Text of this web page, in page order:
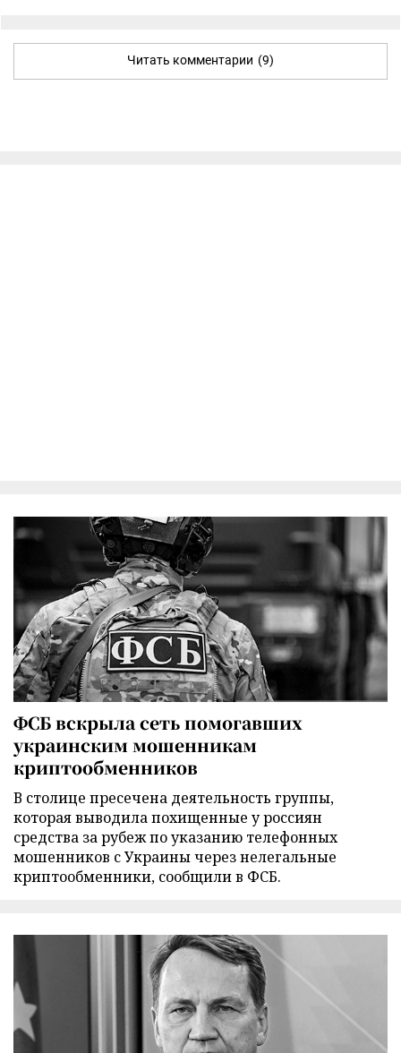
Читать комментарии (9)
ФСБ вскрыла сеть помогавших
украинским мошенникам
криптообменников
В столице пресечена деятельность группы,
которая выводила похищенные у россиян
средства за рубеж по указанию телефонных
мошенников с Украины через нелегальные
криптообменники, сообщили в ФСБ.